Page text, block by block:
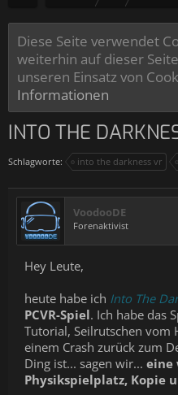
Diese Seite verwendet
weiterhin auf dieser
unseren Einsatz von
Informationen
INTO THE
Schlagworte: into the darkness vr
VoodooDE
Forenaktivist
Hey Leute,
heute habe ich Into The
PCVR-Spiel. Ich habe das
Tutorial, Seilrutschen vom
einem Crash zurück zum
Ding ist... sagen wir... eine
Physikspielplatz, Kopie